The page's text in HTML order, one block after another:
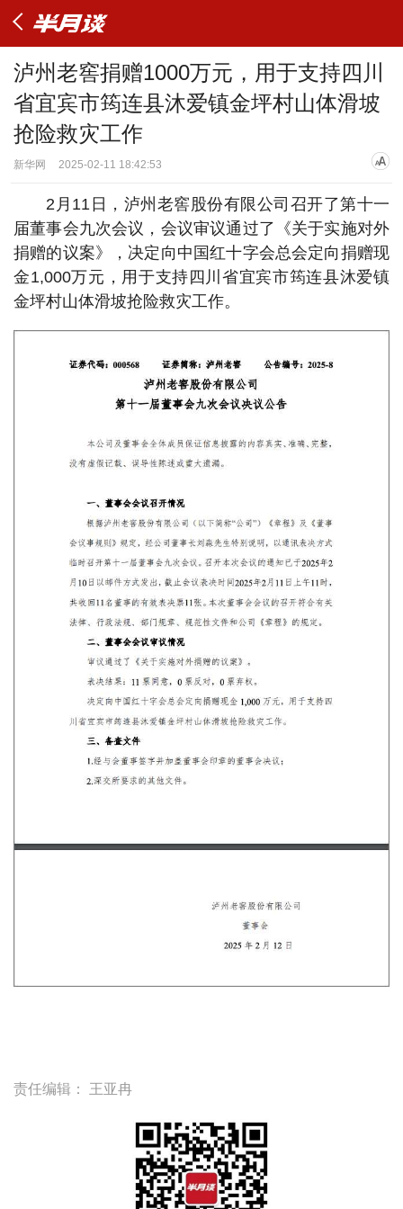
泸州老窖捐赠1000万元，用于支持四川
省宜宾市筠连县沐爱镇金坪村山体滑坡
抢险救灾工作
新华网 2025-02-11 18:42:53
2月11日，泸州老窖股份有限公司召开了第十一
届董事会九次会议，会议审议通过了《关于实施对外
捐赠的议案》，决定向中国红十字会总会定向捐赠现
金1,000万元，用于支持四川省宜宾市筠连县沐爱镇
金坪村山体滑坡抢险救灾工作。
责任编辑： 王亚冉